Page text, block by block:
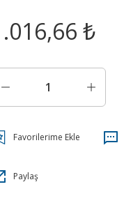
₺
Paylaş